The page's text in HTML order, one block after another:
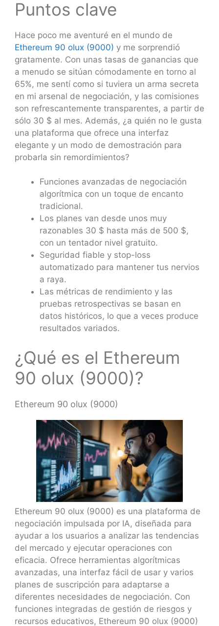
Puntos clave
Hace poco me aventuré en el mundo de
Ethereum 90 olux (9000) y me sorprendió
gratamente. Con unas tasas de ganancias que
a menudo se sitúan cómodamente en torno al
65%, me sentí como si tuviera un arma secreta
en mi arsenal de negociación, y las comisiones
son refrescantemente transparentes, a partir de
sólo 30 $ al mes. Además, ¿a quién no le gusta
una plataforma que ofrece una interfaz
elegante y un modo de demostración para
probarla sin remordimientos?
Funciones avanzadas de negociación
algorítmica con un toque de encanto
tradicional.
Los planes van desde unos muy
razonables 30 $ hasta más de 500 $,
con un tentador nivel gratuito.
Seguridad fiable y stop-loss
automatizado para mantener tus nervios
a raya.
Las métricas de rendimiento y las
pruebas retrospectivas se basan en
datos históricos, lo que a veces produce
resultados variados.
¿Qué es el Ethereum
90 olux (9000)?
Ethereum 90 olux (9000)
Ethereum 90 olux (9000) es una plataforma de
negociación impulsada por IA, diseñada para
ayudar a los usuarios a analizar las tendencias
del mercado y ejecutar operaciones con
eficacia. Ofrece herramientas algorítmicas
avanzadas, una interfaz fácil de usar y varios
planes de suscripción para adaptarse a
diferentes necesidades de negociación. Con
funciones integradas de gestión de riesgos y
recursos educativos, Ethereum 90 olux (9000)